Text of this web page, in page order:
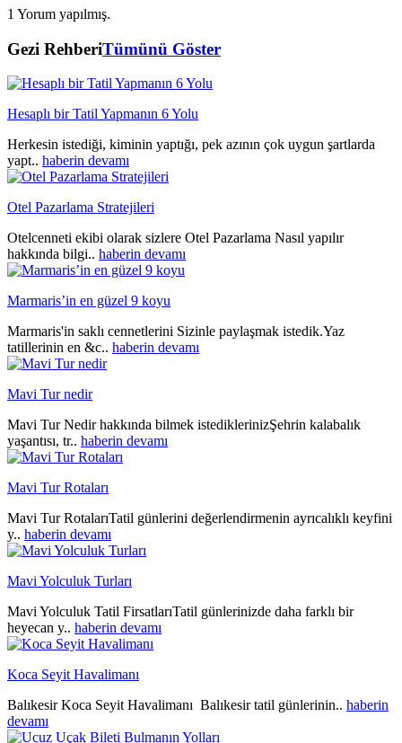
1 Yorum yapılmış.
Gezi RehberiTümünü Göster
Hesaplı bir Tatil Yapmanın 6 Yolu
Herkesin istediği, kiminin yaptığı, pek azının çok uygun şartlarda
yapt.. haberin devamı
Otel Pazarlama Stratejileri
Otelcenneti ekibi olarak sizlere Otel Pazarlama Nasıl yapılır
hakkında bilgi.. haberin devamı
Marmaris’in en güzel 9 koyu
Marmaris'in saklı cennetlerini Sizinle paylaşmak istedik.Yaz
tatillerinin en &c.. haberin devamı
Mavi Tur nedir
Mavi Tur Nedir hakkında bilmek istediklerinizŞehrin kalabalık
yaşantısı, tr.. haberin devamı
Mavi Tur Rotaları
Mavi Tur RotalarıTatil günlerini değerlendirmenin ayrıcalıklı keyfini
y.. haberin devamı
Mavi Yolculuk Turları
Mavi Yolculuk Tatil FirsatlarıTatil günlerinizde daha farklı bir
heyecan y.. haberin devamı
Koca Seyit Havalimanı
Balıkesir Koca Seyit Havalimanı Balıkesir tatil günlerinin.. haberin
devamı